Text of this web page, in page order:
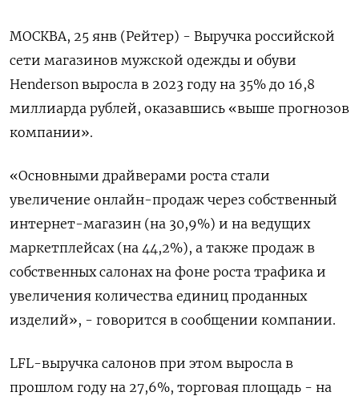
МОСКВА, 25 янв (Рейтер) - Выручка российской
сети магазинов мужской одежды и обуви
Henderson выросла в 2023 году на 35% до 16,8
миллиарда рублей, оказавшись «выше прогнозов
компании».
«Основными драйверами роста стали
увеличение онлайн-продаж через собственный
интернет-магазин (на 30,9%) и на ведущих
маркетплейсах (на 44,2%), а также продаж в
собственных салонах на фоне роста трафика и
увеличения количества единиц проданных
изделий», - говорится в сообщении компании.
LFL-выручка салонов при этом выросла в
прошлом году на 27,6%, торговая площадь - на